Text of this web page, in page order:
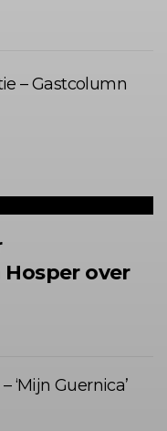
– Gastcolumn
over
‘Mijn Guernica’